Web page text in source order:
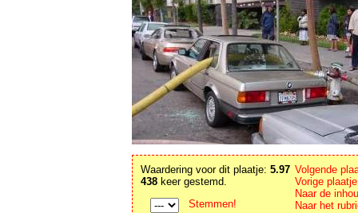
Waardering voor dit plaatje: 5.97
438 keer gestemd.
Stemmen!
Volgende
Vorige
Naar de
Naar het